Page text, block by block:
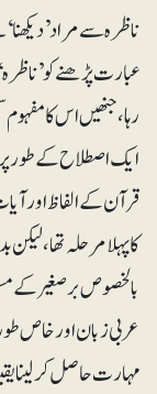
ناظرہ سے مراد
عبارت پڑھنے کو
رہا، جنھیں اس کا
ایک اصطلاح کے طور
قرآن کے الفاظ اور
کا پہلا مرحلہ تھا، لیکن
بالخصوص برصغیر کے
عربی زبان اور خاص
مہارت حاصل